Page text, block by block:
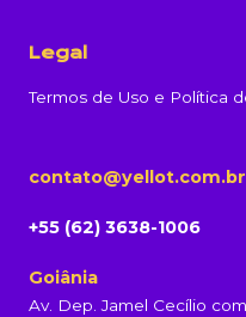
Legal
Termos de Uso e Política
contato@yellot.com.br
+55 (62) 3638-1006
Goiânia
Av. Dep. Jamel Cecílio